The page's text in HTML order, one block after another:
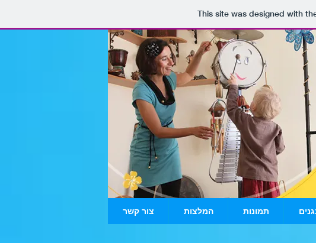
This site was designed with
צור קשר המלצות תמונות